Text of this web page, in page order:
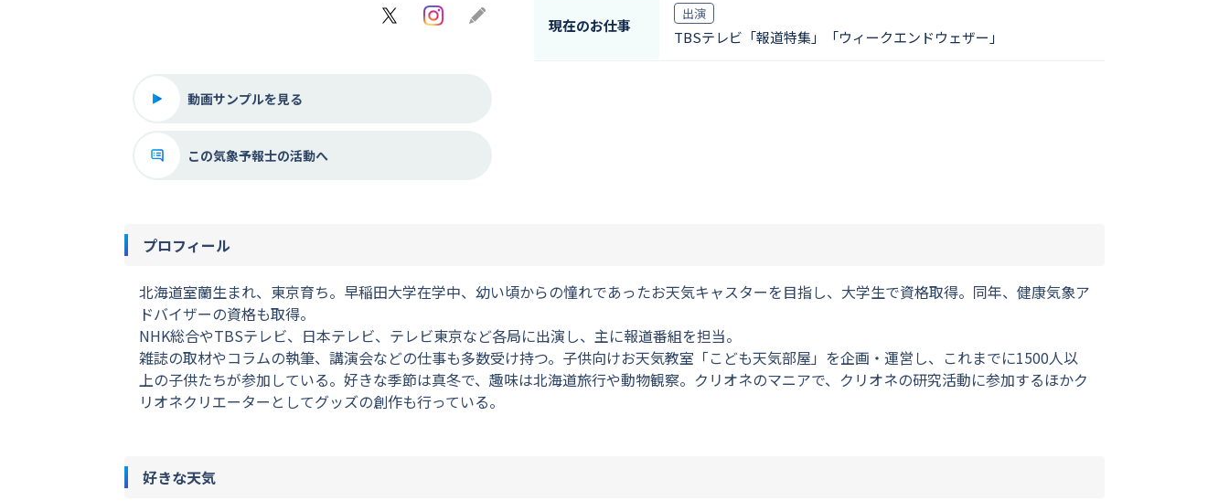
X Instagram
Blog
動画サンプルを見る
この気象予報士の活動へ
現在のお仕事
出演
TBSテレビ「報道特集」「ウィークエンドウェザー」
プロフィール
北海道室蘭生まれ、東京育ち。早稲田大学在学中、幼い頃からの憧れであったお天気キャスターを目指し、大学生で資格取得。同年、健康気象ア
ドバイザーの資格も取得。
NHK総合やTBSテレビ、日本テレビ、テレビ東京など各局に出演し、主に報道番組を担当。
雑誌の取材やコラムの執筆、講演会などの仕事も多数受け持つ。子供向けお天気教室「こども天気部屋」を企画・運営し、これまでに1500人以
上の子供たちが参加している。好きな季節は真冬で、趣味は北海道旅行や動物観察。クリオネのマニアで、クリオネの研究活動に参加するほかク
リオネクリエーターとしてグッズの創作も行っている。
好きな天気